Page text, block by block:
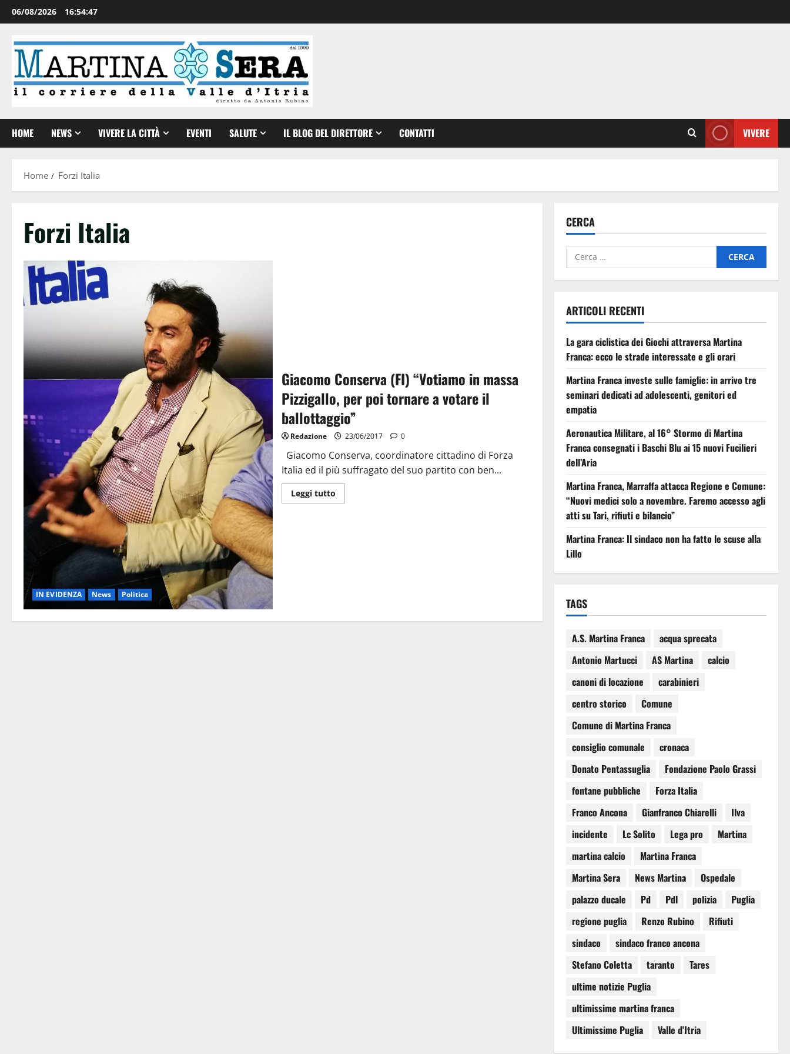
06/08/2026 16:54:47
HOME NEWS VIVERE LA CITTÀ EVENTI SALUTE IL BLOG DEL DIRETTORE CONTATTI VIVERE
Home Forzi Italia
Forzi Italia
IN EVIDENZA News Politica
Giacomo Conserva (FI) “Votiamo in massa
Pizzigallo, per poi tornare a votare il
ballottaggio”
Redazione 23/06/2017 0
Giacomo Conserva, coordinatore cittadino di Forza
Italia ed il più suffragato del suo partito con ben...
Leggi tutto
CERCA
ARTICOLI RECENTI
La gara ciclistica dei Giochi attraversa Martina
Franca: ecco le strade interessate e gli orari
Martina Franca investe sulle famiglie: in arrivo tre
seminari dedicati ad adolescenti, genitori ed
empatia
Aeronautica Militare, al 16° Stormo di Martina
Franca consegnati i Baschi Blu ai 15 nuovi Fucilieri
dell’Aria
Martina Franca, Marraffa attacca Regione e Comune:
“Nuovi medici solo a novembre. Faremo accesso agli
atti su Tari, rifiuti e bilancio”
Martina Franca: Il sindaco non ha fatto le scuse alla
Lillo
TAGS
A.S. Martina Franca
acqua sprecata
Antonio Martucci
AS Martina
calcio
canoni di locazione
carabinieri
centro storico
Comune
Comune di Martina Franca
consiglio comunale
cronaca
Donato Pentassuglia
Fondazione Paolo Grassi
fontane pubbliche
Forza Italia
Franco Ancona
Gianfranco Chiarelli
Ilva
incidente
Lc Solito Lega pro
Martina
martina calcio
Martina Franca
Martina Sera
News Martina
Ospedale
palazzo ducale
Pd Pdl polizia
Puglia
regione puglia
Renzo Rubino
Rifiuti
sindaco
sindaco franco ancona
Stefano Coletta
taranto
Tares
ultime notizie Puglia
ultimissime martina franca
Ultimissime Puglia
Valle d'Itria